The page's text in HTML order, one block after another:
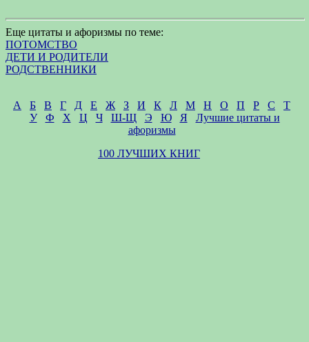
Еще цитаты и афоризмы по теме:
ПОТОМСТВО
ДЕТИ И РОДИТЕЛИ
РОДСТВЕННИКИ
А Б В Г Д Е Ж З И К Л М Н О П Р С
Т
У
Ф Х Ц Ч Ш-Щ Э Ю Я
Лучшие цитаты и
афоризмы
100 ЛУЧШИХ КНИГ